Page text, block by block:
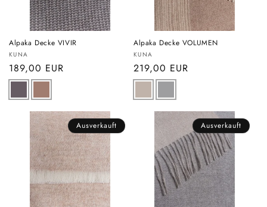
Alpaka Decke VIVIR
Anbieter:
KUNA
Normaler
Preis
189,00 EUR
Alpaka Decke VOLUMEN
Anbieter:
KUNA
Normaler
Preis
219,00 EUR
Ausverkauft Ausverkauft